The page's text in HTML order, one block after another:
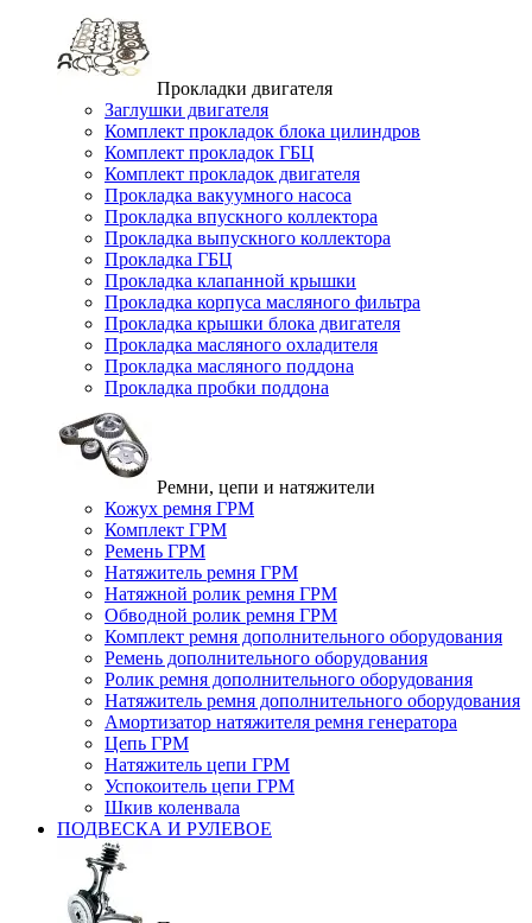
Прокладки двигателя
Заглушки двигателя
Комплект прокладок блока цилиндров
Комплект прокладок ГБЦ
Комплект прокладок двигателя
Прокладка вакуумного насоса
Прокладка впускного коллектора
Прокладка выпускного коллектора
Прокладка ГБЦ
Прокладка клапанной крышки
Прокладка корпуса масляного фильтра
Прокладка крышки блока двигателя
Прокладка масляного охладителя
Прокладка масляного поддона
Прокладка пробки поддона
Ремни, цепи и натяжители
Кожух ремня ГРМ
Комплект ГРМ
Ремень ГРМ
Натяжитель ремня ГРМ
Натяжной ролик ремня ГРМ
Обводной ролик ремня ГРМ
Комплект ремня дополнительного оборудования
Ремень дополнительного оборудования
Ролик ремня дополнительного оборудования
Натяжитель ремня дополнительного оборудования
Амортизатор натяжителя ремня генератора
Цепь ГРМ
Натяжитель цепи ГРМ
Успокоитель цепи ГРМ
Шкив коленвала
ПОДВЕСКА И РУЛЕВОЕ